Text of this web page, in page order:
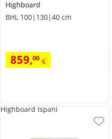
Highboard
BHL 100|130|40 cm
859,00 €
Highboard Ispani